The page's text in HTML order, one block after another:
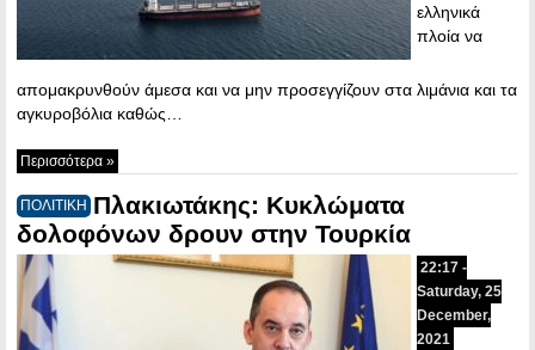
ελληνικά
πλοία να
απομακρυνθούν άμεσα και να μην προσεγγίζουν στα λιμάνια και τα
αγκυροβόλια καθώς…
Περισσότερα »
ΠΟΛΙΤΙΚΗ Πλακιωτάκης: Κυκλώματα
δολοφόνων δρουν στην Τουρκία
22:17 -
Saturday, 25
December,
2021